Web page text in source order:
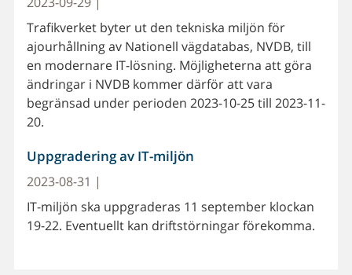
Trafikverket byter ut den tekniska miljön för
ajourhållning av Nationell vägdatabas, NVDB, till
en modernare IT-lösning. Möjligheterna att göra
ändringar i NVDB kommer därför att vara
begränsad under perioden 2023-10-25 till 2023-11-
20.
Uppgradering av IT-miljön
2023-08-31 |
IT-miljön ska uppgraderas 11 september klockan
19-22. Eventuellt kan driftstörningar förekomma.